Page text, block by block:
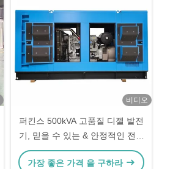
비디오
퍼킨스 500kVA 고품질 디젤 발전
기, 믿을 수 있는 & 안정적인 전력
공급
가장 좋은 가격 을 구하라